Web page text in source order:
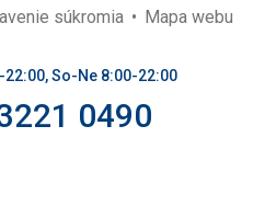
súkromia Mapa webu
So-Ne 8:00-22:00
0490